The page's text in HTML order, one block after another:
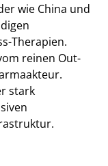
wie China und
Therapien.
reinen Out-
stark